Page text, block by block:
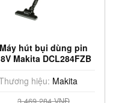
Máy hút bụi dùng pin
Makita DCL284FZB
hiệu: Makita